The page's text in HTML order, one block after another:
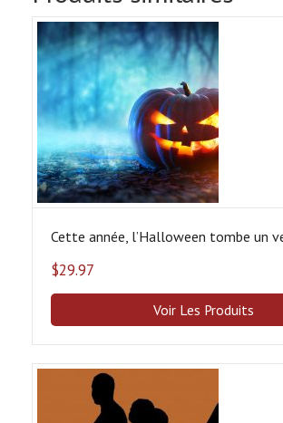
Cette année, l’Halloween tombe un
$29.97
Voir Les Produits